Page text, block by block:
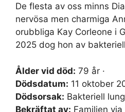
De flesta av oss minns
nervösa men charmiga
orubbliga Kay Corleone i
2025 dog hon av
Ålder vid död: 79 år ·
Dödsdatum: 11 oktober
Dödsorsak: Bakteriell
Bekräftat av: Familjen via